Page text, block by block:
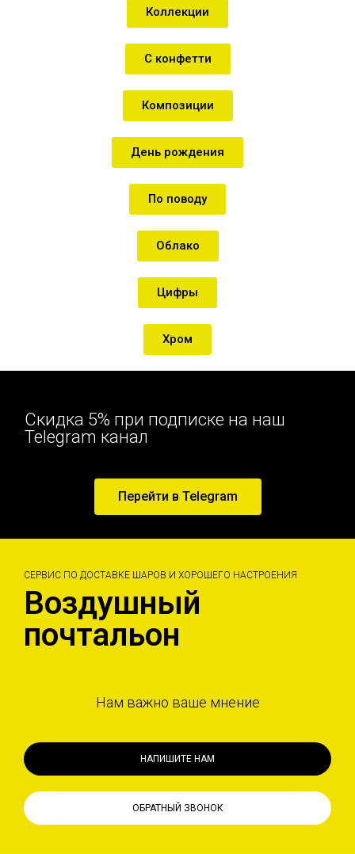
Коллекции
С конфетти
Композиции
День рождения
По поводу
Облако
Цифры
Хром
Скидка 5% при подписке на наш
Telegram канал
Перейти в Telegram
СЕРВИС ПО ДОСТАВКЕ ШАРОВ И ХОРОШЕГО НАСТРОЕНИЯ
Воздушный
почтальон
Нам важно ваше мнение
НАПИШИТЕ НАМ
ОБРАТНЫЙ ЗВОНОК